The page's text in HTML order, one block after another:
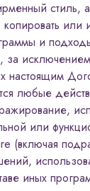
стиль,
или
и
настоящим
любые
или
(включая
иных